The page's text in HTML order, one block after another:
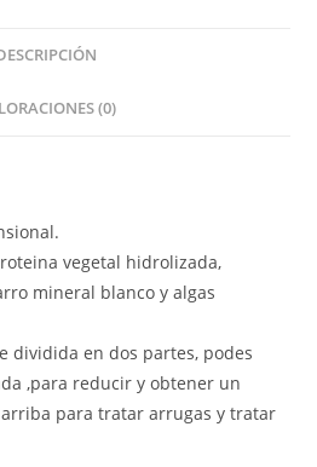
(0)
vegetal hidrolizada,
mineral blanco y algas
dividida en dos partes, podes
,para reducir y obtener un
para tratar arrugas y tratar